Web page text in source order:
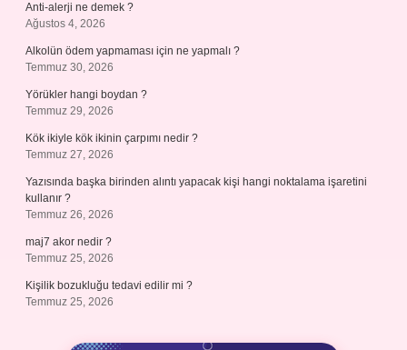
Anti-alerji ne demek ?
Ağustos 4, 2026
Alkolün ödem yapmaması için ne yapmalı ?
Temmuz 30, 2026
Yörükler hangi boydan ?
Temmuz 29, 2026
Kök ikiyle kök ikinin çarpımı nedir ?
Temmuz 27, 2026
Yazısında başka birinden alıntı yapacak kişi hangi noktalama işaretini
kullanır ?
Temmuz 26, 2026
maj7 akor nedir ?
Temmuz 25, 2026
Kişilik bozukluğu tedavi edilir mi ?
Temmuz 25, 2026